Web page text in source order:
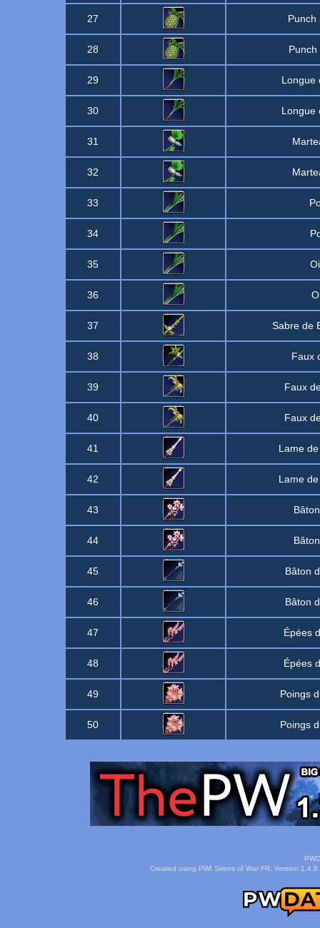
27 Punch
28
29 Longue
30 Longue
31
32
33
34
35
36
37 Sabre de
38 Faux
39 Faux
40 Faux
41 Lame
42 Lame
43
44
45 Bâton
46 Bâton
47 Épées
48 Épées
49 Poings
50 Poings
Created using PWI Sirens of War FR: Version